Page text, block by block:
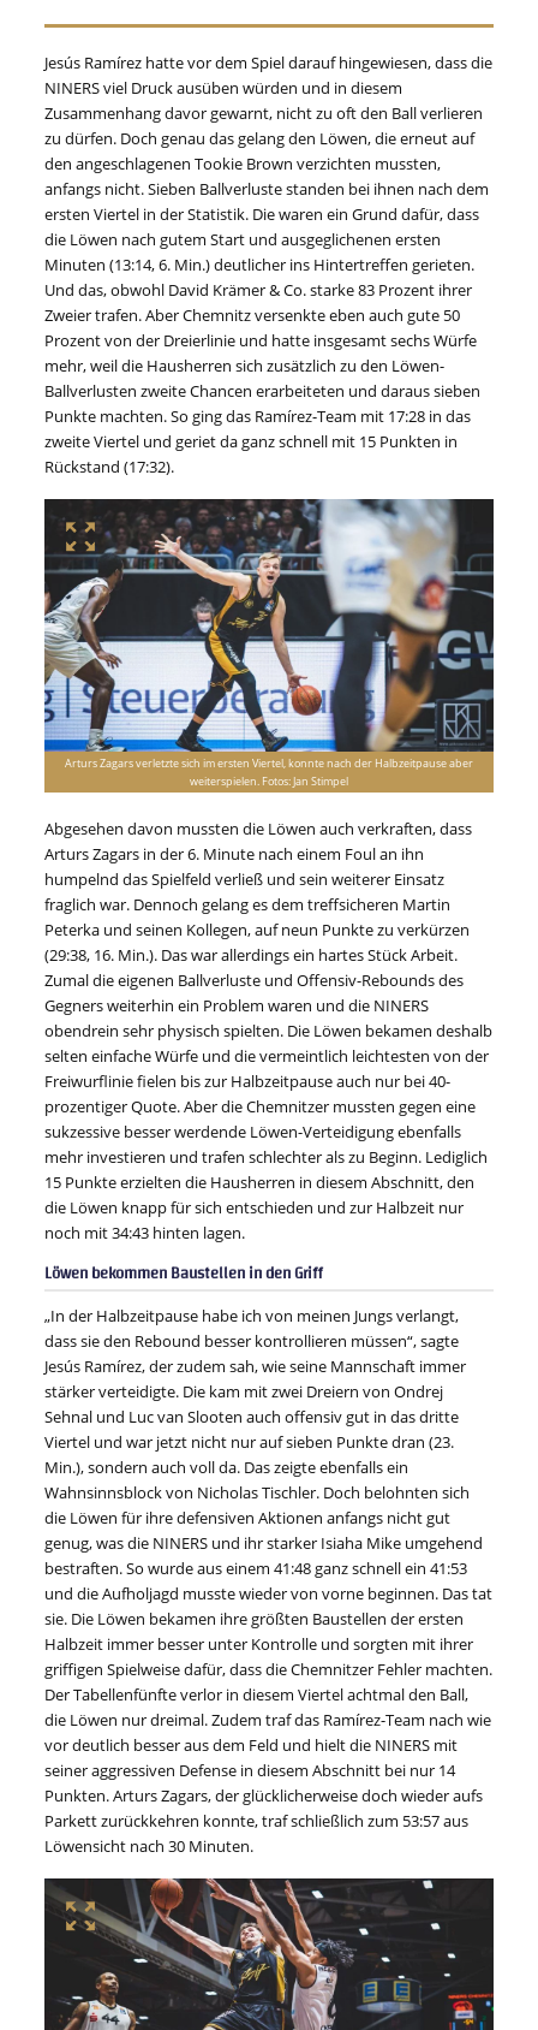
Jesús Ramírez hatte vor dem Spiel darauf hingewiesen, dass die
NINERS viel Druck ausüben würden und in diesem
Zusammenhang davor gewarnt, nicht zu oft den Ball verlieren
zu dürfen. Doch genau das gelang den Löwen, die erneut auf
den angeschlagenen Tookie Brown verzichten mussten,
anfangs nicht. Sieben Ballverluste standen bei ihnen nach dem
ersten Viertel in der Statistik. Die waren ein Grund dafür, dass
die Löwen nach gutem Start und ausgeglichenen ersten
Minuten (13:14, 6. Min.) deutlicher ins Hintertreffen gerieten.
Und das, obwohl David Krämer & Co. starke 83 Prozent ihrer
Zweier trafen. Aber Chemnitz versenkte eben auch gute 50
Prozent von der Dreierlinie und hatte insgesamt sechs Würfe
mehr, weil die Hausherren sich zusätzlich zu den Löwen-
Ballverlusten zweite Chancen erarbeiteten und daraus sieben
Punkte machten. So ging das Ramírez-Team mit 17:28 in das
zweite Viertel und geriet da ganz schnell mit 15 Punkten in
Rückstand (17:32).
Arturs Zagars verletzte sich im ersten Viertel, konnte nach der Halbzeitpause aber
weiterspielen. Fotos: Jan Stimpel
Abgesehen davon mussten die Löwen auch verkraften, dass
Arturs Zagars in der 6. Minute nach einem Foul an ihn
humpelnd das Spielfeld verließ und sein weiterer Einsatz
fraglich war. Dennoch gelang es dem treffsicheren Martin
Peterka und seinen Kollegen, auf neun Punkte zu verkürzen
(29:38, 16. Min.). Das war allerdings ein hartes Stück Arbeit.
Zumal die eigenen Ballverluste und Offensiv-Rebounds des
Gegners weiterhin ein Problem waren und die NINERS
obendrein sehr physisch spielten. Die Löwen bekamen deshalb
selten einfache Würfe und die vermeintlich leichtesten von der
Freiwurflinie fielen bis zur Halbzeitpause auch nur bei 40-
prozentiger Quote. Aber die Chemnitzer mussten gegen eine
sukzessive besser werdende Löwen-Verteidigung ebenfalls
mehr investieren und trafen schlechter als zu Beginn. Lediglich
15 Punkte erzielten die Hausherren in diesem Abschnitt, den
die Löwen knapp für sich entschieden und zur Halbzeit nur
noch mit 34:43 hinten lagen.
Löwen bekommen Baustellen in den Griff
„In der Halbzeitpause habe ich von meinen Jungs verlangt,
dass sie den Rebound besser kontrollieren müssen“, sagte
Jesús Ramírez, der zudem sah, wie seine Mannschaft immer
stärker verteidigte. Die kam mit zwei Dreiern von Ondrej
Sehnal und Luc van Slooten auch offensiv gut in das dritte
Viertel und war jetzt nicht nur auf sieben Punkte dran (23.
Min.), sondern auch voll da. Das zeigte ebenfalls ein
Wahnsinnsblock von Nicholas Tischler. Doch belohnten sich
die Löwen für ihre defensiven Aktionen anfangs nicht gut
genug, was die NINERS und ihr starker Isiaha Mike umgehend
bestraften. So wurde aus einem 41:48 ganz schnell ein 41:53
und die Aufholjagd musste wieder von vorne beginnen. Das tat
sie. Die Löwen bekamen ihre größten Baustellen der ersten
Halbzeit immer besser unter Kontrolle und sorgten mit ihrer
griffigen Spielweise dafür, dass die Chemnitzer Fehler machten.
Der Tabellenfünfte verlor in diesem Viertel achtmal den Ball,
die Löwen nur dreimal. Zudem traf das Ramírez-Team nach wie
vor deutlich besser aus dem Feld und hielt die NINERS mit
seiner aggressiven Defense in diesem Abschnitt bei nur 14
Punkten. Arturs Zagars, der glücklicherweise doch wieder aufs
Parkett zurückkehren konnte, traf schließlich zum 53:57 aus
Löwensicht nach 30 Minuten.